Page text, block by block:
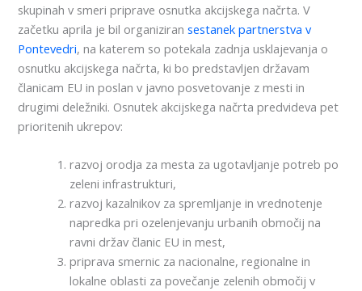
skupinah v smeri priprave osnutka akcijskega načrta. V
začetku aprila je bil organiziransestanek partnerstva v
Pontevedri, na katerem so potekala zadnja usklajevanja o
osnutku akcijskega načrta, ki bo predstavljen državam
članicam EU in poslan v javno posvetovanje z mesti in
drugimi deležniki. Osnutek akcijskega načrta predvideva pet
prioritenih ukrepov:
razvoj orodja za mesta za ugotavljanje potreb po
zeleni infrastrukturi,
razvoj kazalnikov za spremljanje in vrednotenje
napredka pri ozelenjevanju urbanih območij na
ravni držav članic EU in mest,
priprava smernic za nacionalne, regionalne in
lokalne oblasti za povečanje zelenih območij v